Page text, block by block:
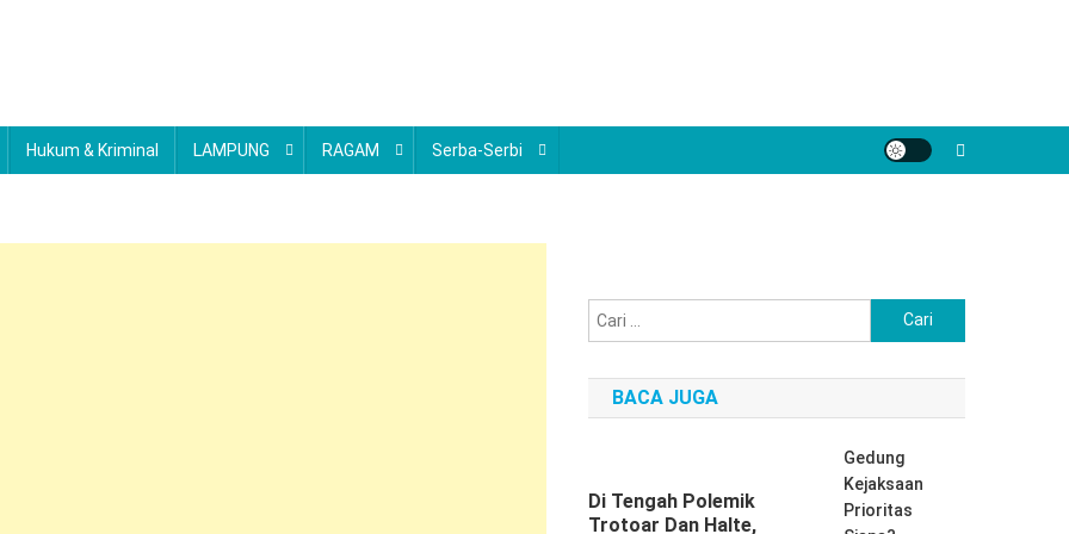
Hukum & Kriminal LAMPUNG RAGAM Serba-Serbi
untuk:
BACA JUGA
Di Tengah Polemik
Trotoar Dan Halte,
Gedung
Kejaksaan
Prioritas